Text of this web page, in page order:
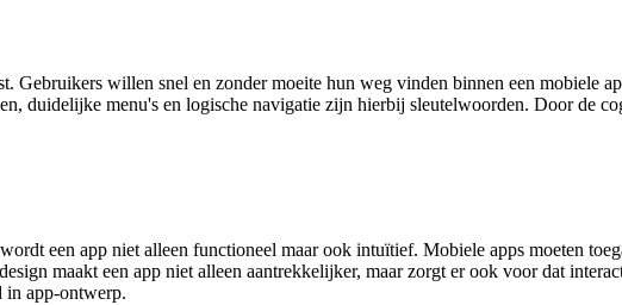
Gebruikers willen snel en zonder moeite hun weg vinden binnen een mobiele
duidelijke menu's en logische navigatie zijn hierbij sleutelwoorden. Door de
een app niet alleen functioneel maar ook intuïtief. Mobiele apps moeten
maakt een app niet alleen aantrekkelijker, maar zorgt er ook voor dat
in app-ontwerp.